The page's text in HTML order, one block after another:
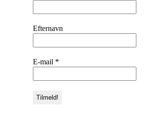
Efternavn
E-mail *